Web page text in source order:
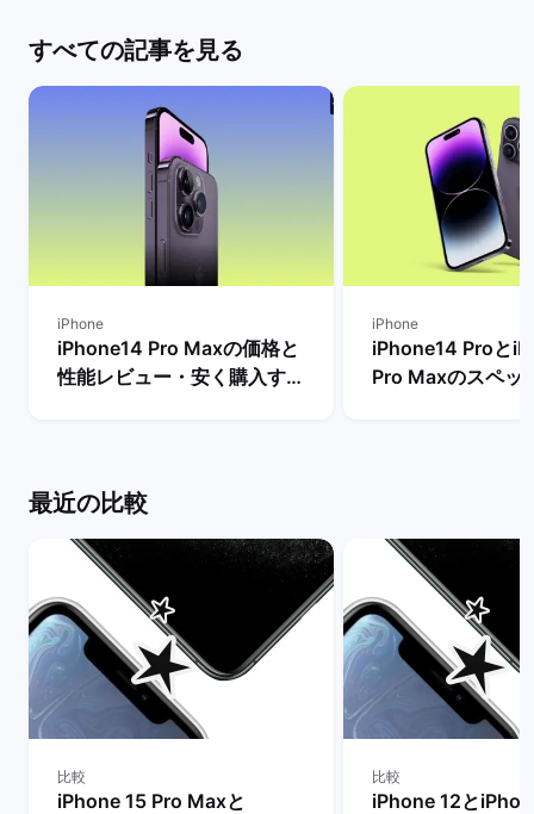
すべての記事を見る
iPhone
iPhone14 Pro Maxの価格と
性能レビュー・安く購入する
iPhone
iPhone14 Proと
Pro Maxのスペッ
最近の比較
比較
iPhone 15 Pro Maxと
比較
iPhone 12と